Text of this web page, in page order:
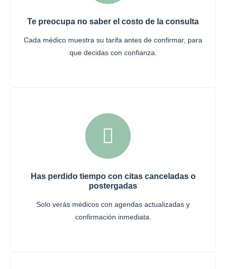
Te preocupa no saber el costo de la consulta
Cada médico muestra su tarifa antes de confirmar, para
que decidas con confianza.
Has perdido tiempo con citas canceladas o
postergadas
Solo verás médicos con agendas actualizadas y
confirmación inmediata.